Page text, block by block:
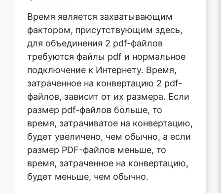
фактором, присутствующим здесь,
для объединения 2 pdf-файлов
требуются файлы pdf и нормальное
подключение к Интернету. Время,
затраченное на конвертацию 2 pdf-
файлов, зависит от их размера. Если
размер pdf-файлов больше, то
время, затрачиватое на конвертацию,
будет увеличено, чем обычно, а если
размер PDF-файлов меньше, то
время, затраченное на конвертацию,
будет меньше, чем обычно.